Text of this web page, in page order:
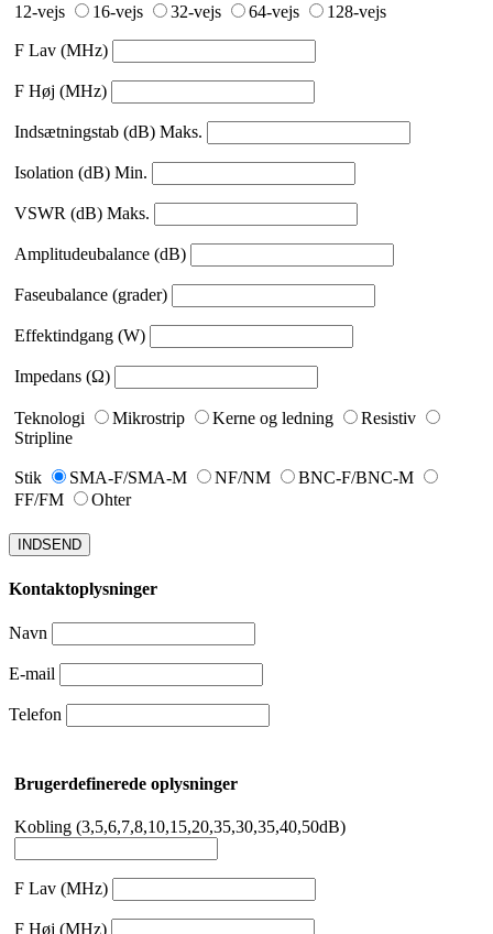
12-vejs
16-vejs 32-vejs 64-vejs 128-vejs
F Lav (MHz)
F Høj (MHz)
Indsætningstab (dB) Maks.
Isolation (dB) Min.
VSWR (dB) Maks.
Amplitudeubalance (dB)
Faseubalance (grader)
Effektindgang (W)
Impedans (Ω)
Teknologi Mikrostrip Kerne og ledning
Resistiv
Stripline
Stik SMA-F/SMA-M NF/NM
BNC-F/BNC-M
FF/FM
Ohter
INDSEND
Kontaktoplysninger
Navn
E-mail
Telefon
Brugerdefinerede oplysninger
Kobling (3,5,6,7,8,10,15,20,35,30,35,40,50dB)
F Lav (MHz)
F Høj (MHz)